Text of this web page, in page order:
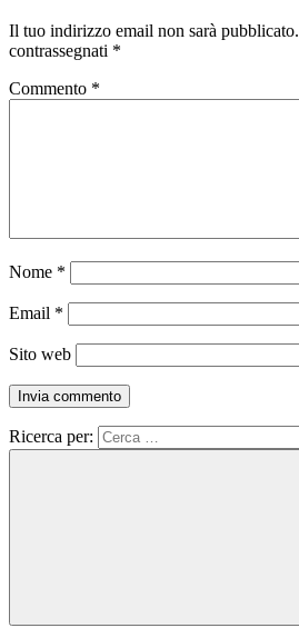
Il tuo indirizzo email non sarà pubblicato.
contrassegnati *
Commento *
Nome *
Email *
Sito web
Ricerca per: